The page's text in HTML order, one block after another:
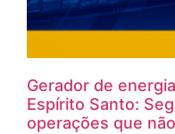
Gerador de
Espírito Santo:
operações que